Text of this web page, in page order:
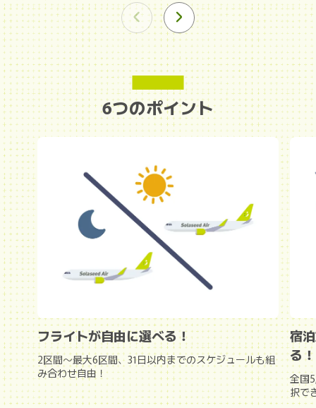
6つのポイント
フライトが自由に選べる！
2区間～最大6区間、31日以内までのスケジュールも組
み合わせ自由！
宿
る！
全国
択で